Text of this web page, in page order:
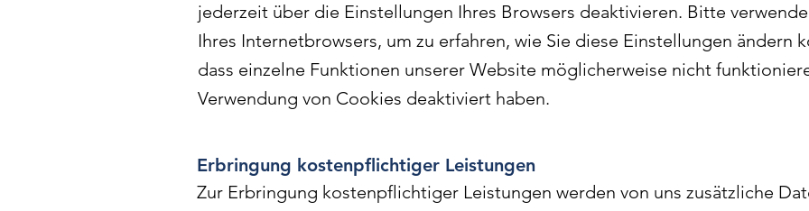
jederzeit über die Einstellungen Ihres Browsers deaktivieren. Bitte
Ihres Internetbrowsers, um zu erfahren, wie Sie diese Einstellungen ändern
dass einzelne Funktionen unserer Website möglicherweise nicht
Verwendung von Cookies deaktiviert haben.
Erbringung kostenpflichtiger Leistungen
Zur Erbringung kostenpflichtiger Leistungen werden von uns zusätzliche